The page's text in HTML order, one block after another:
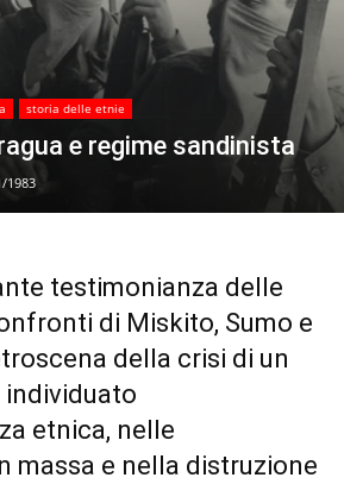
storia delle etnie
e regime sandinista
1983
testimonianza delle
di Miskito, Sumo e
della crisi di un
individuato
etnica, nelle
massa e nella distruzione